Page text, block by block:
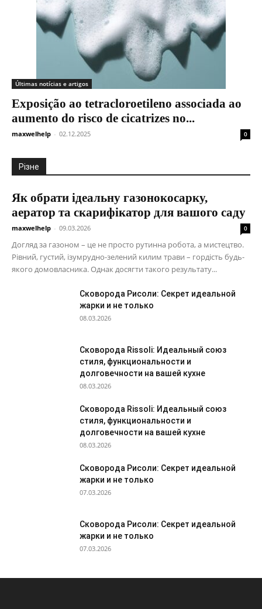
Últimas notícias e artigos
Exposição ao tetracloroetileno associada ao
aumento do risco de cicatrizes no...
maxwelhelp - 02.12.2025 0
Різне
Як обрати ідеальну газонокосарку,
аератор та скарифікатор для вашого саду
maxwelhelp - 09.03.2026 0
Догляд за газоном – це не просто рутинна робота, а мистецтво.
Рівний, густий, ізумрудно-зелений килим трави – гордість будь-
якого домовласника. Однак досягти такого результату...
Сковорода Рисоли: Секрет идеальной
жарки и не только
08.03.2026
Сковорода Rissoli: Идеальный союз
стиля, функциональности и
долговечности на вашей кухне
08.03.2026
Сковорода Rissoli: Идеальный союз
стиля, функциональности и
долговечности на вашей кухне
08.03.2026
Сковорода Рисоли: Секрет идеальной
жарки и не только
07.03.2026
Сковорода Рисоли: Секрет идеальной
жарки и не только
07.03.2026